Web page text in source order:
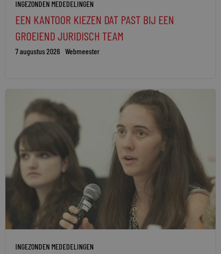
INGEZONDEN MEDEDELINGEN
EEN KANTOOR KIEZEN DAT PAST BIJ EEN
GROEIEND JURIDISCH TEAM
7 augustus 2026 Webmeester
INGEZONDEN MEDEDELINGEN